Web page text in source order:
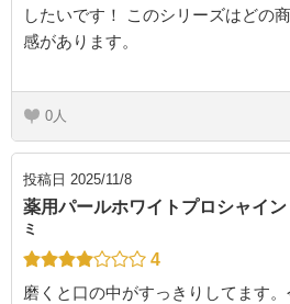
したいです！ このシリーズはどの
感があります。
0
投稿日 2025/11/8
薬用パールホワイトプロシャイ
ミ
4
磨くと口の中がすっきりしてます